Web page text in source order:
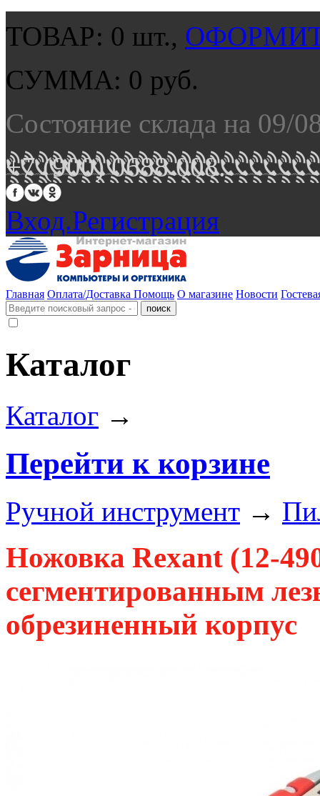
ТОВАР: 0 шт.,
СУММА: 0 руб.
Состояние склада на 09/
+7 (900) 0688 008.
Вход.Регистрация
Главная Оплата/Доставка Помощь О магазине Новости
Каталог
Каталог →
Перейти к корзине
Ручной инструмент →
Ножовка Rexant (12-
сегментированным
обрезиненный корпус